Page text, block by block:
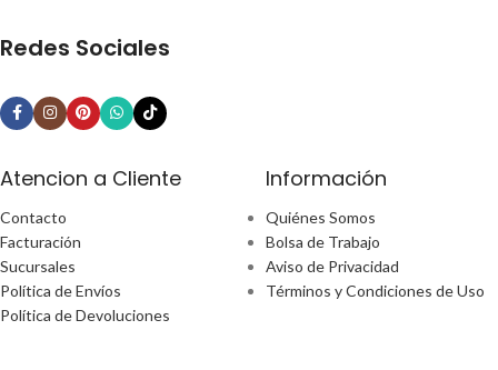
Redes Sociales
Atencion a Cliente
Contacto
Facturación
Sucursales
Política de Envíos
Política de Devoluciones
Información
Quiénes Somos
Bolsa de Trabajo
Aviso de Privacidad
Términos y Condiciones de Uso